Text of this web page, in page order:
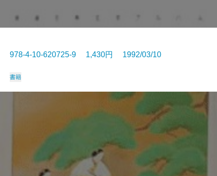
978-4-10-620725-9 1,430円 1992/03/10
書籍